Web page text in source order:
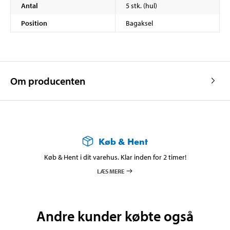
Antal
5 stk. (hul)
Position
Bagaksel
Om producenten
Køb & Hent
Køb & Hent i dit varehus. Klar inden for 2 timer!
LÆS MERE
Andre kunder købte også